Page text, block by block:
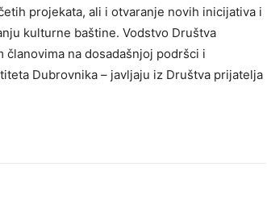
projekata, ali i otvaranje novih inicijativa i
kulturne baštine. Vodstvo Društva
na dosadašnjoj podršci i
Dubrovnika – javljaju iz Društva prijatelja